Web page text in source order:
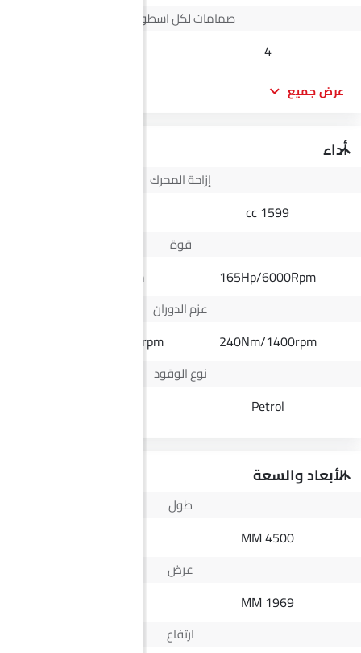
صمامات لكل اسطوانة
4
عرض جميع
أداء
إزاحة المحرك
1599 cc
قوة
165Hp/6000Rpm
164Hp@3400rpm
عزم الدوران
240Nm/1400rpm
430Nm@1600-2200rpm
نوع الوقود
Petrol
الأبعاد والسعة
طول
4500 MM
عرض
1969 MM
ارتفاع